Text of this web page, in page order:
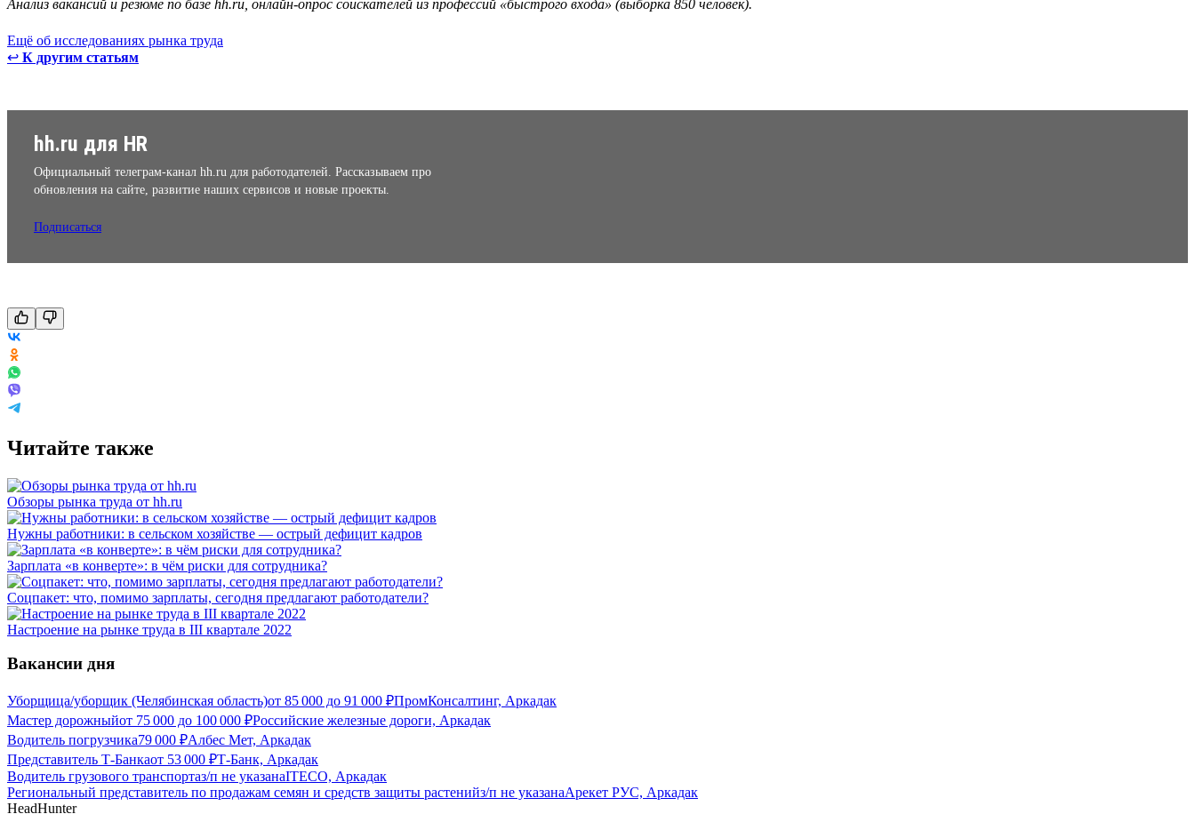
Анализ вакансий и резюме по базе hh.ru, онлайн-опрос соискателей из профессий «быстрого входа» (выборка 850 человек).
Ещё об исследованиях рынка труда
↩ К другим статьям
hh.ru для HR
Официальный телеграм-канал hh.ru для работодателей. Рассказываем про
обновления на сайте, развитие наших сервисов и новые проекты.
Подписаться
Читайте также
Обзоры рынка труда от hh.ru
Нужны работники: в сельском хозяйстве — острый дефицит кадров
Зарплата «в конверте»: в чём риски для сотрудника?
Соцпакет: что, помимо зарплаты, сегодня предлагают работодатели?
Настроение на рынке труда в III квартале 2022
Вакансии дня
Уборщица/уборщик (Челябинская область)от 85 000 до 91 000 ₽ПромКонсалтинг, Аркадак
Мастер дорожныйот 75 000 до 100 000 ₽Российские железные дороги, Аркадак
Водитель погрузчика79 000 ₽Албес Мет, Аркадак
Представитель Т-Банкаот 53 000 ₽Т-Банк, Аркадак
Водитель грузового транспортаз/п не указанаITECO, Аркадак
Региональный представитель по продажам семян и средств защиты растенийз/п не указанаАрекет РУС, Аркадак
HeadHunter